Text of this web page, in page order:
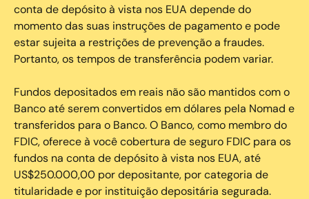
conta de depósito à vista nos EUA depende do
momento das suas instruções de pagamento e pode
estar sujeita a restrições de prevenção a fraudes.
Portanto, os tempos de transferência podem variar.
Fundos depositados em reais não são mantidos com o
Banco até serem convertidos em dólares pela Nomad e
transferidos para o Banco. O Banco, como membro do
FDIC, oferece à você cobertura de seguro FDIC para os
fundos na conta de depósito à vista nos EUA, até
US$250.000,00 por depositante, por categoria de
titularidade e por instituição depositária segurada.